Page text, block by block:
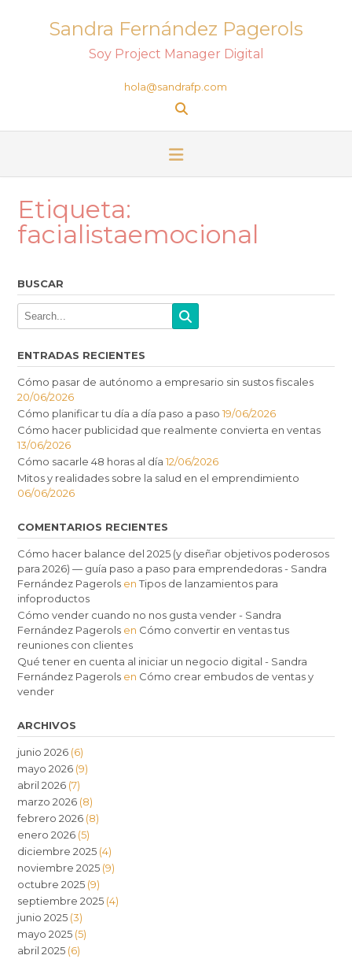
Sandra Fernández Pagerols
Soy Project Manager Digital
hola@sandrafp.com
Etiqueta:
facialistaemocional
BUSCAR
ENTRADAS RECIENTES
Cómo pasar de autónomo a empresario sin sustos fiscales
20/06/2026
Cómo planificar tu día a día paso a paso 19/06/2026
Cómo hacer publicidad que realmente convierta en ventas
13/06/2026
Cómo sacarle 48 horas al día 12/06/2026
Mitos y realidades sobre la salud en el emprendimiento
06/06/2026
COMENTARIOS RECIENTES
Cómo hacer balance del 2025 (y diseñar objetivos poderosos
para 2026) — guía paso a paso para emprendedoras - Sandra
Fernández Pagerols enTipos de lanzamientos para
infoproductos
Cómo vender cuando no nos gusta vender - Sandra
Fernández Pagerols en Cómo convertir en ventas tus
reuniones con clientes
Qué tener en cuenta al iniciar un negocio digital - Sandra
Fernández Pagerols en Cómo crear embudos de ventas y
vender
ARCHIVOS
junio 2026 (6)
mayo 2026 (9)
abril 2026 (7)
marzo 2026 (8)
febrero 2026 (8)
enero 2026 (5)
diciembre 2025 (4)
noviembre 2025 (9)
octubre 2025 (9)
septiembre 2025 (4)
junio 2025 (3)
mayo 2025 (5)
abril 2025 (6)